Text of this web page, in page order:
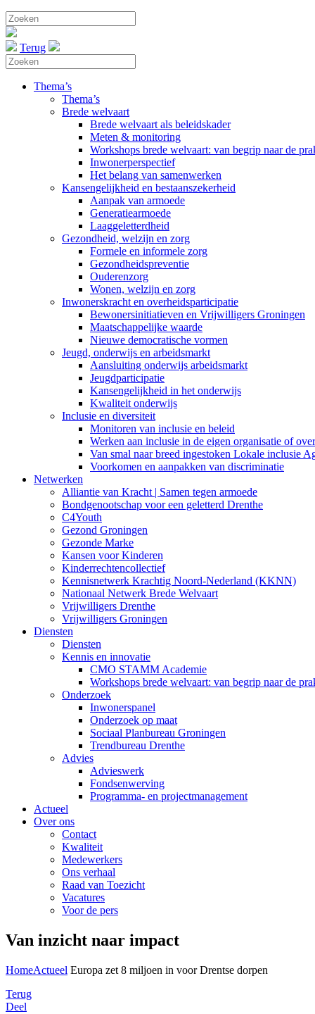
Terug
Thema’s
Thema’s
Brede welvaart
Brede welvaart als beleidskader
Meten & monitoring
Workshops brede welvaart: van begrip naar de
Inwonerperspectief
Het belang van samenwerken
Kansengelijkheid en bestaanszekerheid
Aanpak van armoede
Generatiearmoede
Laaggeletterdheid
Gezondheid, welzijn en zorg
Formele en informele zorg
Gezondheidspreventie
Ouderenzorg
Wonen, welzijn en zorg
Inwonerskracht en overheidsparticipatie
Bewonersinitiatieven en Vrijwilligers Groningen
Maatschappelijke waarde
Nieuwe democratische vormen
Jeugd, onderwijs en arbeidsmarkt
Aansluiting onderwijs arbeidsmarkt
Jeugdparticipatie
Kansengelijkheid in het onderwijs
Kwaliteit onderwijs
Inclusie en diversiteit
Monitoren van inclusie en beleid
Werken aan inclusie in de eigen organisatie of
Van smal naar breed ingestoken Lokale inclusie
Voorkomen en aanpakken van discriminatie
Netwerken
Alliantie van Kracht | Samen tegen armoede
Bondgenootschap voor een geletterd Drenthe
C4Youth
Gezond Groningen
Gezonde Marke
Kansen voor Kinderen
Kinderrechtencollectief
Kennisnetwerk Krachtig Noord-Nederland (KKNN)
Nationaal Netwerk Brede Welvaart
Vrijwilligers Drenthe
Vrijwilligers Groningen
Diensten
Diensten
Kennis en innovatie
CMO STAMM Academie
Workshops brede welvaart: van begrip naar de
Onderzoek
Inwonerspanel
Onderzoek op maat
Sociaal Planbureau Groningen
Trendbureau Drenthe
Advies
Advieswerk
Fondsenwerving
Programma- en projectmanagement
Actueel
Over ons
Contact
Kwaliteit
Medewerkers
Ons verhaal
Raad van Toezicht
Vacatures
Voor de pers
Van inzicht naar impact
HomeActueel Europa zet 8 miljoen in voor Drentse dorpen
Terug
Deel